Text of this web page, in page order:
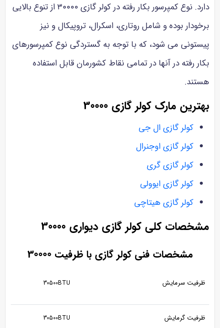
دارد. نوع کمپرسور بکار رفته در کولر گازی ۳۰۰۰۰ از تنوع بالایی
برخودار بوده و شامل روتاری، اسکرال، تروپیکال و نیز
پیستونی می شود، که با توجه به گستردگی نوع کمپرسورهای
بکار رفته در آنها در تمامی نقاط کشورمان قابل استفاده
هستند.
بهترین مارک کولر گازی 30000
کولر گازی ال جی
کولر گازی اوجنرال
کولر گازی گری
کولر گازی ایوولی
کولر گازی هیتاچی
مشخصات کلی کولر گازی دیواری 30000
مشخصات فنی کولر گازی با ظرفیت 30000
ظرفیت سرمایش 30500BTU
ظرفیت گرمایش 30500BTU